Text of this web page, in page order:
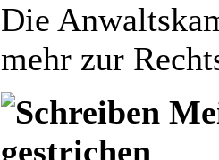
Die
mehr zur